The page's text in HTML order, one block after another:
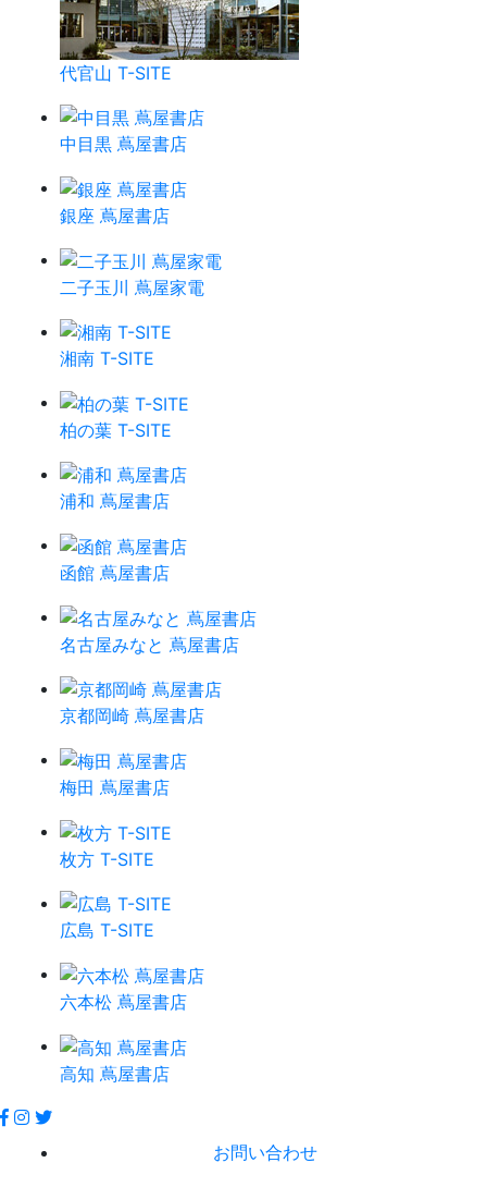
代官山 T-SITE
中目黒 蔦屋書店
銀座 蔦屋書店
二子玉川 蔦屋家電
湘南 T-SITE
柏の葉 T-SITE
浦和 蔦屋書店
函館 蔦屋書店
名古屋みなと 蔦屋書店
京都岡崎 蔦屋書店
梅田 蔦屋書店
枚方 T-SITE
広島 T-SITE
六本松 蔦屋書店
高知 蔦屋書店
お問い合わせ